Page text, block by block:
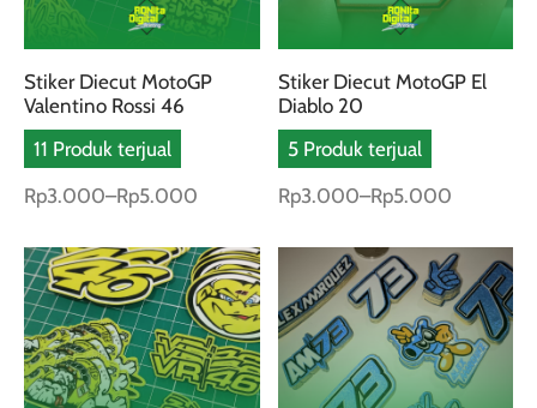
ini
dapat
diambil
halaman
Stiker Diecut MotoGP
Valentino Rossi 46
11 Produk terjual
Rp3.000–Rp5.000
Rentang
Rp3.000
hingga
Rp5.000
ini
memiliki
beberapa
varian.
Pilihan
ini
Stiker Diecut MotoGP El
Diablo 20
5 Produk terjual
Rp3.000–Rp5.000
Rentang
Rp3.000
hingga
Rp5.000
memiliki
beberapa
varian.
Pilihan
Produk
ini
memiliki
beberapa
ini